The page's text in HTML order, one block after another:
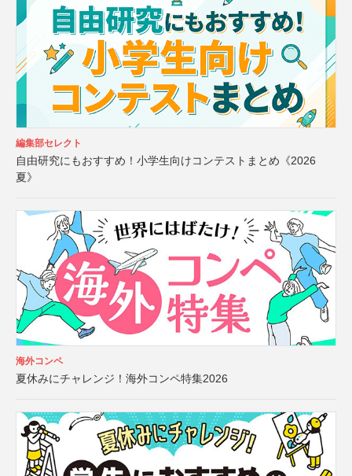
編集部セレクト
自由研究にもおすすめ！小学生向けコンテストまとめ《2026
夏》
海外コンペ
夏休みにチャレンジ！海外コンペ特集2026